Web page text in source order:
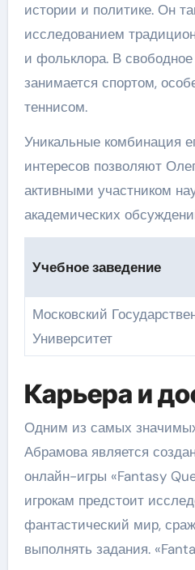
истории и политике. Он
исследованием
и фольклора. В
занимается спортом,
теннисом.
Уникальные комбинация
интересов позволяют
активными участником
академических
Учебное заведение
Московский
Университет
Карьера и
Одним из самых
Абрамова является
онлайн-игры «Fantasy
игрокам предстоит
фантастический мир,
выполнять задания.